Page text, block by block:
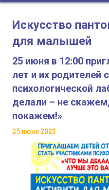
Искусство
для малышей
25 июня в 12:00
лет и их родителей
психологической
делали – не
покажем!»
25 июня 2023